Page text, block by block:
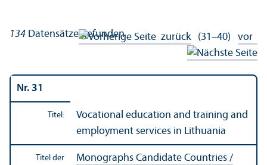
134 Datensätze gefunden zurück(31–40) vor
Nr. 31
Titel:
Vocational education and training and
employment services in Lithuania
Titel der
Monographs Candidate Countries /